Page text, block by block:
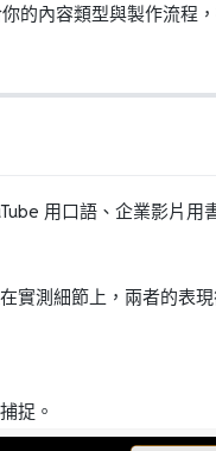
的內容類型與製作流程
用口語、企業影片用
實測細節上，兩者的表現
捉。